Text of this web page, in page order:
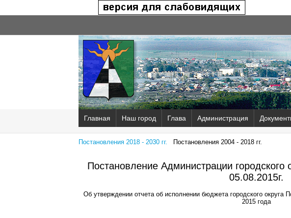
Главная Наш город Глава Администрация
Постановления 2018 - 2030 гг. Постановления 2004 - 2018 гг.
Постановление Администрации городского
05.08.2015г.
Об утверждении отчета об исполнении бюджета городского округа
2015 года